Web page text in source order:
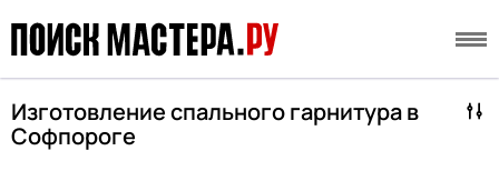
Изготовление спального гарнитура в
Софпороге